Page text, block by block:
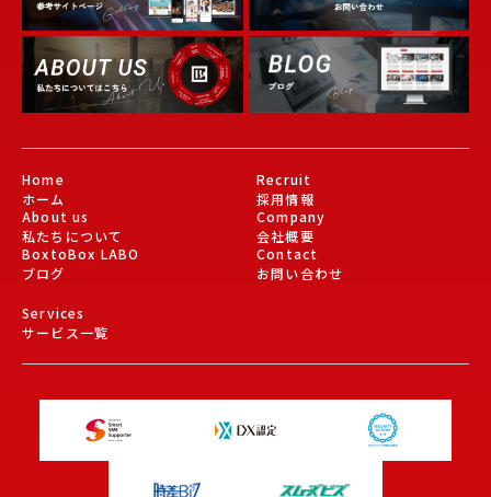
Gallery
About Us Blog
Home
ホーム
About us
私たちについて
BoxtoBox LABO
ブログ
Recruit
採用情報
Company
会社概要
Contact
お問い合わせ
Services
サービス一覧